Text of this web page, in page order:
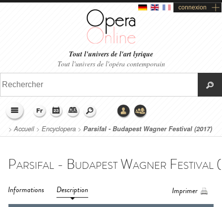
connexion
Tout l'univers de l'art lyrique
Tout l'univers de l'opéra contemporain
>Accueil> Encyclopera > Parsifal - Budapest Wagner Festival (2017)
Informations Description Imprimer